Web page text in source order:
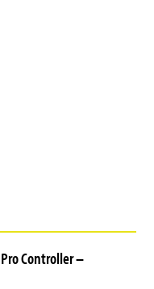
Controller –